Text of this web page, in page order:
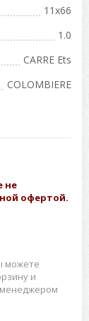
11x66
1.0
CARRE Ets
COLOMBIERE
не
офертой.
можете
и